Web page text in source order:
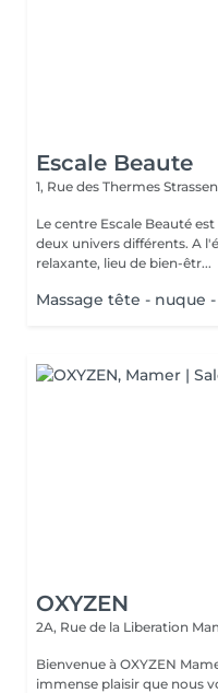
Escale Beaute
1, Rue des Thermes
Le centre Escale Beauté
deux univers différents. A l'étage, profitez d'une atmosphère
relaxante, lieu de bien-êtr...
Massage tête - nuque
OXYZEN
2A, Rue de la Liberation
Bienvenue à OXYZEN Mamer
immense plaisir que nous